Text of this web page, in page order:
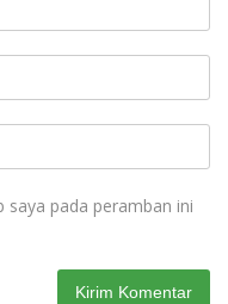
saya pada peramban ini